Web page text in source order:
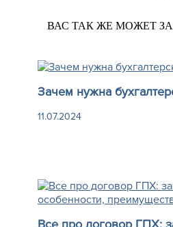
ВАС ТАК ЖЕ МОЖЕТ
Зачем нужна
11.07.2024